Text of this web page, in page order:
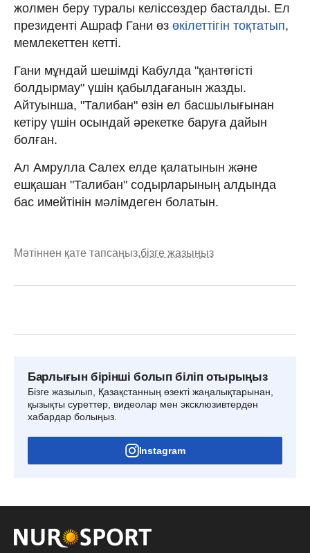
жолмен беру туралы келіссөздер басталды. Ел
президенті Ашраф Гани өз өкілеттігін тоқтатып,
мемлекеттен кетті.
Гани мұндай шешімді Кабулда "қантөгісті
болдырмау" үшін қабылдағанын жазды.
Айтуынша, "Талибан" өзін ел басшылығынан
кетіру үшін осындай әрекетке баруға дайын
болған.
Ал Амрулла Салех елде қалатынын және
ешқашан "Талибан" содырларының алдында
бас имейтінін мәлімдеген болатын.
Мәтіннен қате тапсаңыз,бізге жазыңыз
Барлығын бірінші болып біліп отырыңыз
Бізге жазылып, Қазақстанның өзекті жаңалықтарынан,
қызықты суреттер, видеолар мен эксклюзивтерден
хабардар болыңыз.
Instagram